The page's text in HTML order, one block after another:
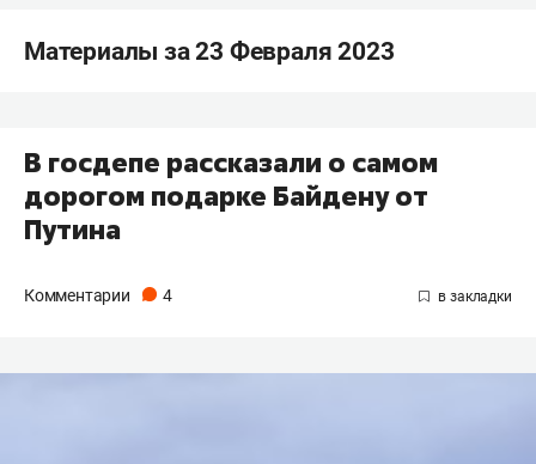
Материалы за 23 Февраля 2023
В госдепе рассказали о самом
дорогом подарке Байдену от
Путина
Комментарии 4